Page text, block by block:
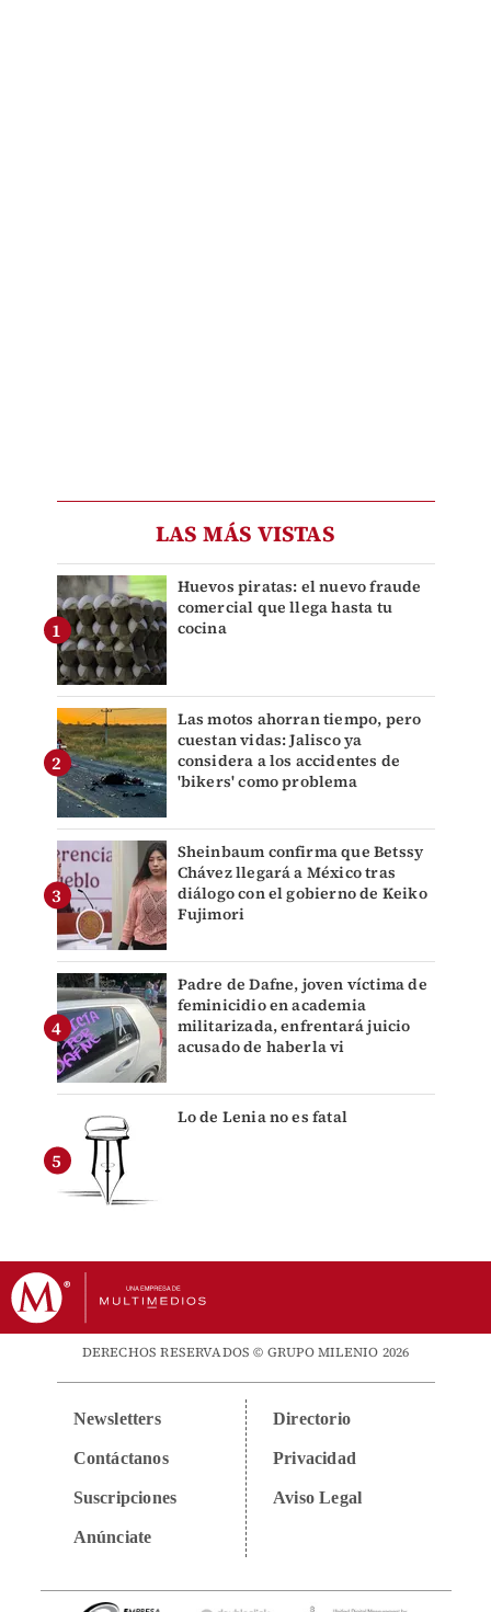
LAS MÁS VISTAS
Huevos piratas: el nuevo fraude
comercial que llega hasta tu
cocina
Las motos ahorran tiempo, pero
cuestan vidas: Jalisco ya
considera a los accidentes de
'bikers' como problema
Sheinbaum confirma que Betssy
Chávez llegará a México tras
diálogo con el gobierno de Keiko
Fujimori
Padre de Dafne, joven víctima de
feminicidio en academia
militarizada, enfrentará juicio
acusado de haberla vi
Lo de Lenia no es fatal
DERECHOS RESERVADOS © GRUPO MILENIO 2026
Newsletters
Contáctanos
Suscripciones
Anúnciate
Directorio
Privacidad
Aviso Legal